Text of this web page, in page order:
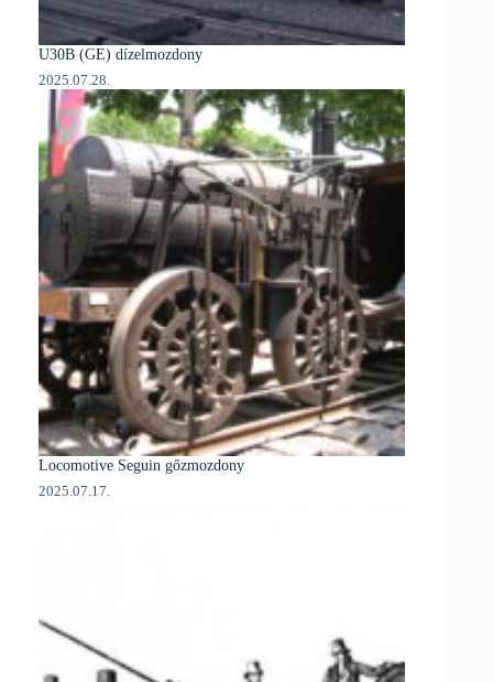
U30B (GE) dízelmozdony
2025.07.28.
Locomotive Seguin gőzmozdony
2025.07.17.